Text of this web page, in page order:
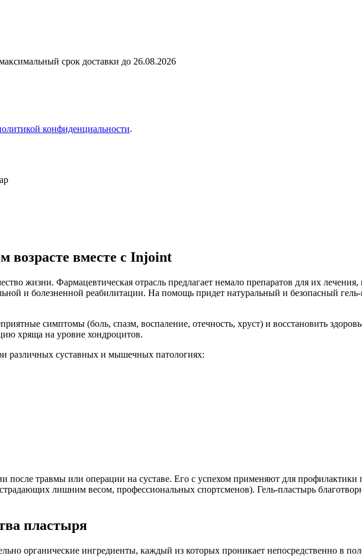
срок доставки до 26.08.2026
конфиденциальности.
возрасте вместе с Injoint
жизни. Фармацевтическая отрасль предлагает немало препаратов для их
и болезненной реабилитации. На помощь придет натуральный и безопасный
симптомы (боль, спазм, воспаление, отечность, хруст) и восстановить
хряща на уровне хондроцитов.
различных суставных и мышечных патологиях:
после травмы или операции на суставе. Его с успехом применяют для
лишним весом, профессиональных спортсменов). Гель-пластырь
пластыря
органические ингредиенты, каждый из которых проникает непосредственно в